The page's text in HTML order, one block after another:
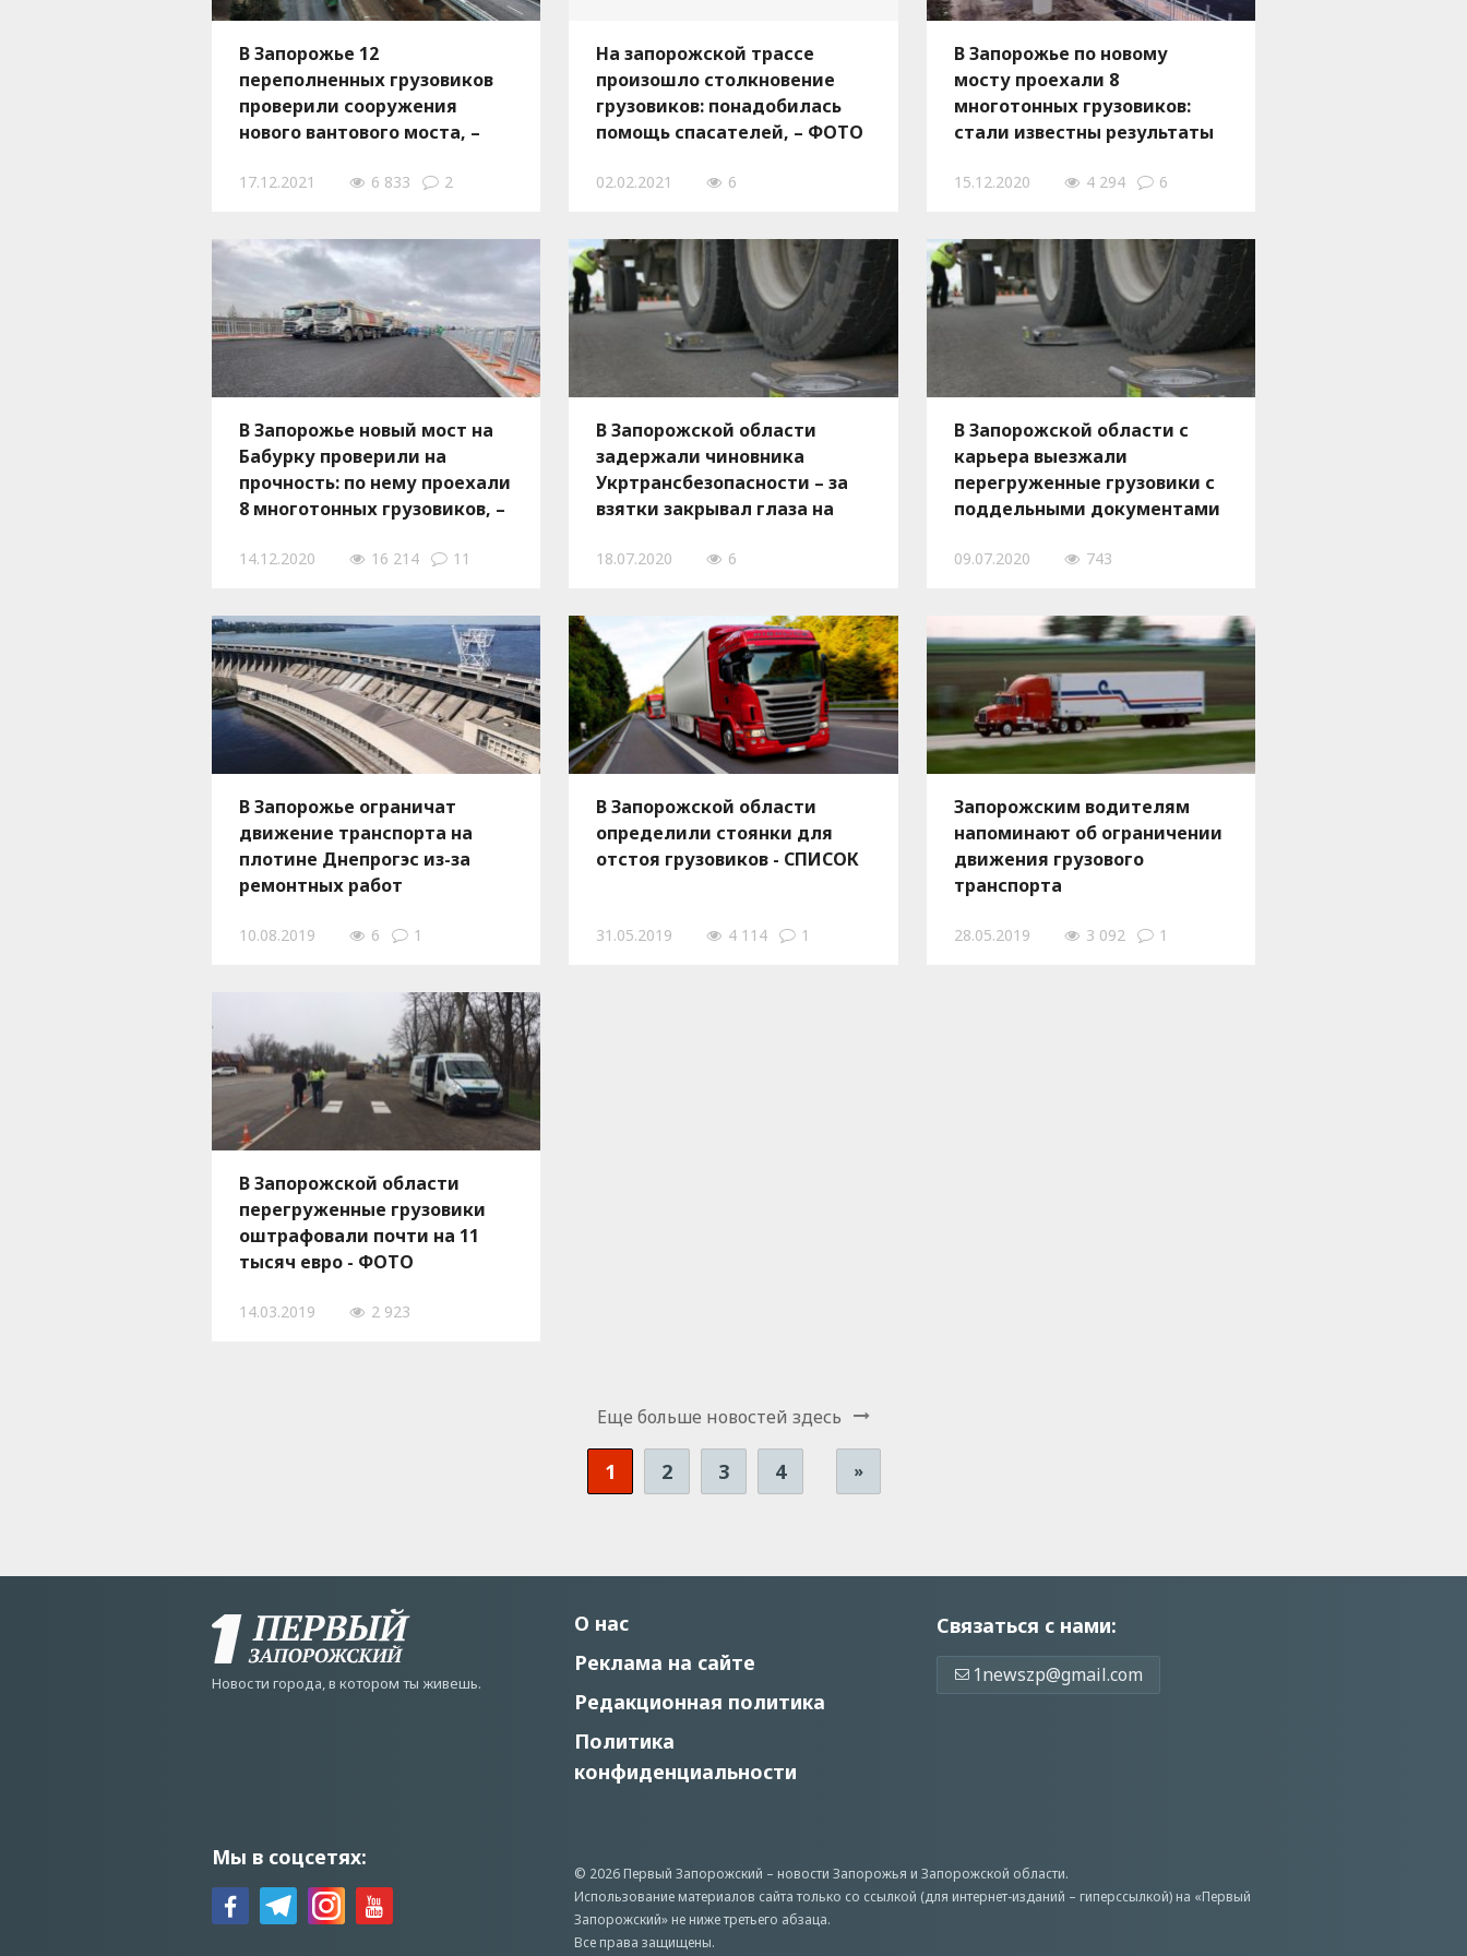
В Запорожье 12
переполненных грузовиков
проверили сооружения
нового вантового моста, –
17.12.2021 6 833 2
На запорожской трассе
произошло столкновение
грузовиков: понадобилась
помощь спасателей, – ФОТО
02.02.2021 6
В Запорожье по новому
мосту проехали 8
многотонных грузовиков:
стали известны результаты
ФОТОРЕПОРТАЖ
15.12.2020 4 294 6
В Запорожье новый мост на
Бабурку проверили на
прочность: по нему проехали
8 многотонных грузовиков, –
14.12.2020 16 214 11
В Запорожской области
задержали чиновника
Укртрансбезопасности – за
взятки закрывал глаза на
18.07.2020 6
В Запорожской области с
карьера выезжали
перегруженные грузовики с
поддельными документами
09.07.2020 743
В Запорожье ограничат
движение транспорта на
плотине Днепрогэс из-за
ремонтных работ
10.08.2019 6 1
В Запорожской области
определили стоянки для
отстоя грузовиков - СПИСОК
31.05.2019 4 114 1
Запорожским водителям
напоминают об ограничении
движения грузового
транспорта
28.05.2019 3 092 1
В Запорожской области
перегруженные грузовики
оштрафовали почти на 11
тысяч евро - ФОТО
14.03.2019 2 923
Еще больше новостей здесь
1 2 3 4 »
Новости города, в котором ты живешь.
О нас
Реклама на сайте
Редакционная политика
Политика
конфиденциальности
Связаться с нами:
1newszp@gmail.com
Мы в соцсетях:
© 2026 Первый Запорожский – новости Запорожья и Запорожской области.
Использование материалов сайта только со ссылкой (для интернет-изданий – гиперссылкой) на «Первый
Запорожский» не ниже третьего абзаца.
Все права защищены.